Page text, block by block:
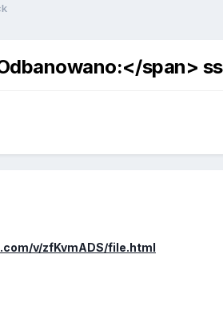
span>
v/zfKvmADS/file.html